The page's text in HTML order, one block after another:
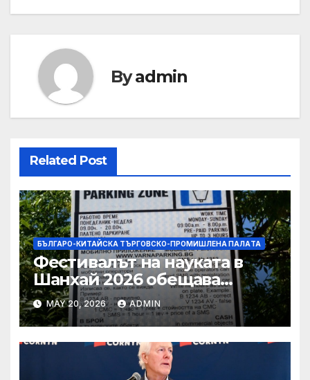
Byadmin
Related Post
БЪЛГАРО-КИТАЙСКА ТЪРГОВСКО-ПРОМИШЛЕНА ПАЛAТА
Фестивалът на науката в
Шанхай 2026 обещава
вълнуващи научно-
технологични иновации
MAY 20, 2026 ADMIN